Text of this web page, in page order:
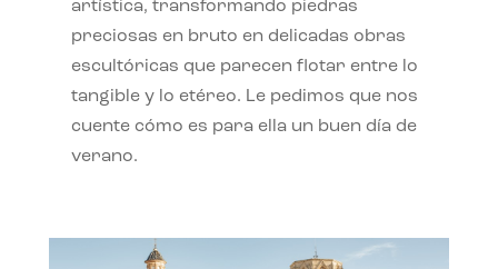
artística, transformando piedras
preciosas en bruto en delicadas obras
escultóricas que parecen flotar entre lo
tangible y lo etéreo. Le pedimos que nos
cuente cómo es para ella un buen día de
verano.